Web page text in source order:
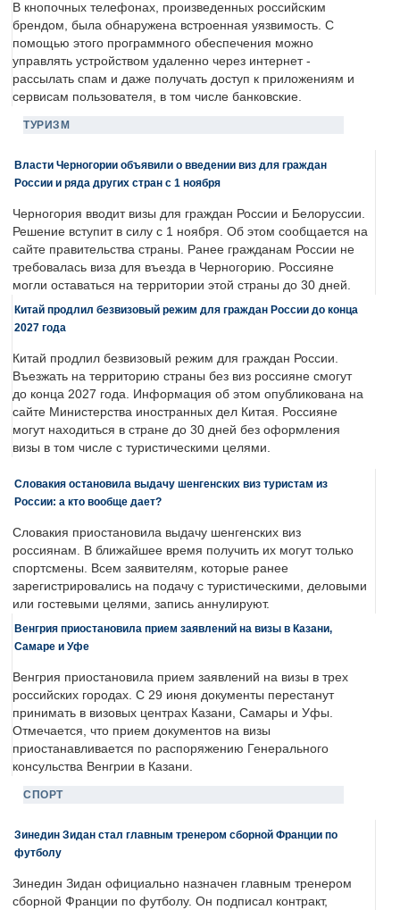
В кнопочных телефонах, произведенных российским
брендом, была обнаружена встроенная уязвимость. С
помощью этого программного обеспечения можно
управлять устройством удаленно через интернет -
рассылать спам и даже получать доступ к приложениям и
сервисам пользователя, в том числе банковские.
ТУРИЗМ
Власти Черногории объявили о введении виз для граждан
России и ряда других стран с 1 ноября
Черногория вводит визы для граждан России и Белоруссии.
Решение вступит в силу с 1 ноября. Об этом сообщается на
сайте правительства страны. Ранее гражданам России не
требовалась виза для въезда в Черногорию. Россияне
могли оставаться на территории этой страны до 30 дней.
Китай продлил безвизовый режим для граждан России до конца
2027 года
Китай продлил безвизовый режим для граждан России.
Въезжать на территорию страны без виз россияне смогут
до конца 2027 года. Информация об этом опубликована на
сайте Министерства иностранных дел Китая. Россияне
могут находиться в стране до 30 дней без оформления
визы в том числе с туристическими целями.
Словакия остановила выдачу шенгенских виз туристам из
России: а кто вообще дает?
Словакия приостановила выдачу шенгенских виз
россиянам. В ближайшее время получить их могут только
спортсмены. Всем заявителям, которые ранее
зарегистрировались на подачу с туристическими, деловыми
или гостевыми целями, запись аннулируют.
Венгрия приостановила прием заявлений на визы в Казани,
Самаре и Уфе
Венгрия приостановила прием заявлений на визы в трех
российских городах. С 29 июня документы перестанут
принимать в визовых центрах Казани, Самары и Уфы.
Отмечается, что прием документов на визы
приостанавливается по распоряжению Генерального
консульства Венгрии в Казани.
СПОРТ
Зинедин Зидан стал главным тренером сборной Франции по
футболу
Зинедин Зидан официально назначен главным тренером
сборной Франции по футболу. Он подписал контракт,